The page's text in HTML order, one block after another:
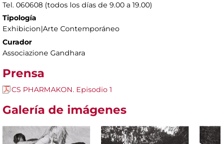
Tel. 060608 (todos los días de 9.00 a 19.00)
Tipología
Exhibicion|Arte Contemporáneo
Curador
Associazione Gandhara
Prensa
CS PHARMAKON. Episodio 1
Galería de imágenes